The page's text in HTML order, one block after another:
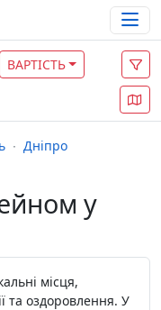
ВАРТІСТЬ
Дніпро
у
місця,
та оздоровлення. У